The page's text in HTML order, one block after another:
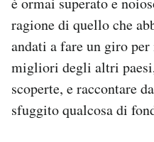
Area Personale
Newsletter
Regala il Post
Hai bisogno di aiuto?
Esci
ragione di quello che
andati a fare un giro
migliori degli altri
scoperte, e raccontare
sfuggito qualcosa di